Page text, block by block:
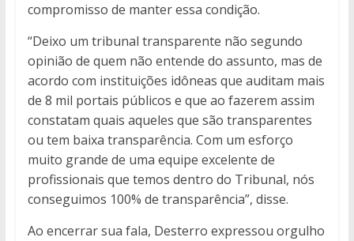
compromisso de manter essa condição.
“Deixo um tribunal transparente não segundo
opinião de quem não entende do assunto, mas de
acordo com instituições idôneas que auditam mais
de 8 mil portais públicos e que ao fazerem assim
constatam quais aqueles que são transparentes
ou tem baixa transparência. Com um esforço
muito grande de uma equipe excelente de
profissionais que temos dentro do Tribunal, nós
conseguimos 100% de transparência”, disse.
Ao encerrar sua fala, Desterro expressou orgulho